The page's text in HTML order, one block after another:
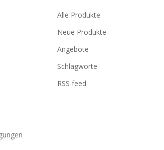
Alle Produkte
Neue Produkte
Angebote
Schlagworte
RSS feed